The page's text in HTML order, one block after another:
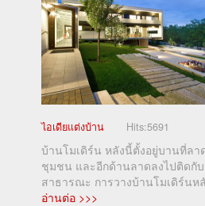
ไอเดียแต่งบ้าน Hits:5691
บ้านโมเดิร์น หลังนี้ตั้งอยู่บานที่ลา
ชุมชน และอีกด้านลาดลงไปติดกั
สาธารณะ การวางบ้านโมเดิร์นห
อ่านต่อ >>>